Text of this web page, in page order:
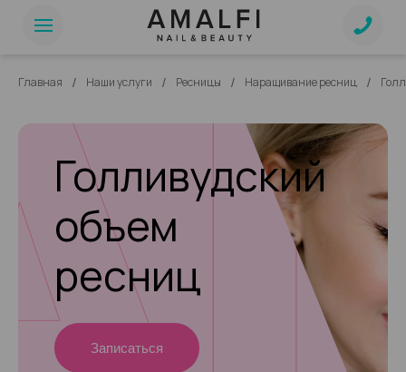
Главная / Наши услуги / Ресницы / Наращивание ресниц /
Голливудский
объем
ресниц
Записаться